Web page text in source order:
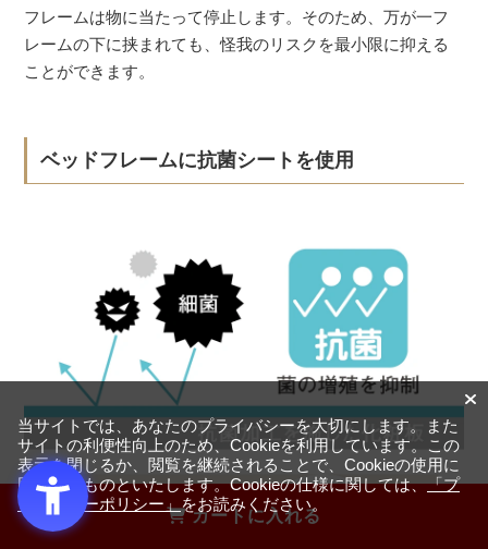
カートに入れる
フレームは物に当たって停止します。そのため、万が一フ
レームの下に挟まれても、怪我のリスクを最小限に抑える
ことができます。
ベッドフレームに抗菌シートを使用
当サイトでは、あなたのプライバシーを大切にします。また
サイトの利便性向上のため、Cookieを利用しています。この
表示を閉じるか、閲覧を継続されることで、Cookieの使用に
同意するものといたします。Cookieの仕様に関しては、「プ
ライバシーポリシー」をお読みください。